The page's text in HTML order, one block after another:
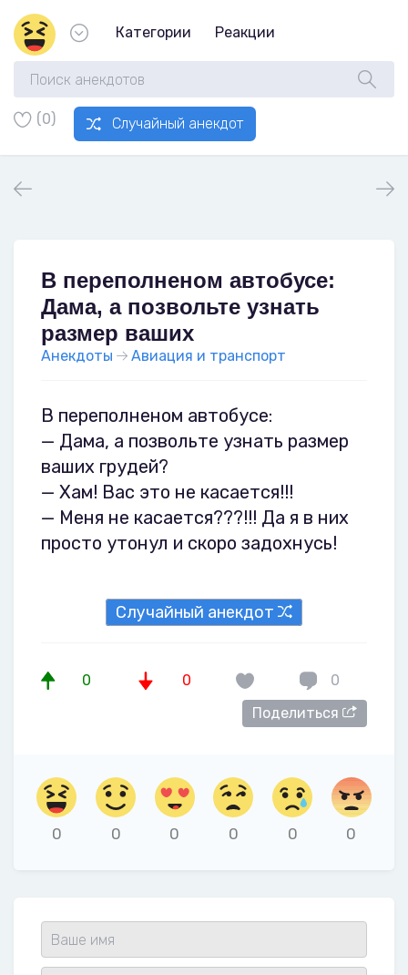
Категории Реакции
(0) Случайный анекдот
В переполненом автобусе:
Дама, а позвольте узнать
размер ваших
Анекдоты Авиация и транспорт
В переполненом автобусе:
— Дама, а позвольте узнать размер
ваших грудей?
— Хам! Вас это не касается!!!
— Меня не касается???!!! Да я в них
просто утонул и скоро задохнусь!
Случайный анекдот
0 0
0
Поделиться
0 0 0 0 0 0